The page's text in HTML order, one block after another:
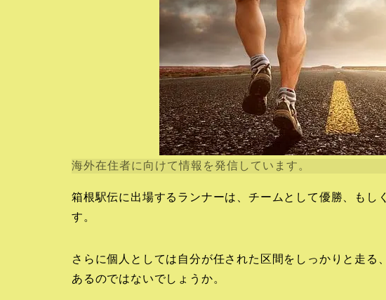
海外在住者に向けて情報を発信しています。
箱根駅伝に出場するランナーは、チームとして優勝、もし
す。
さらに個人としては自分が任された区間をしっかりと走る
あるのではないでしょうか。